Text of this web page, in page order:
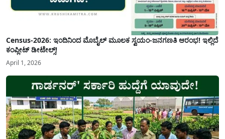
Census-2026: ಇಂದಿನಿಂದ ಮೊಬೈಲ್ ಮೂಲಕ ಸ್ವಯಂ-ಜನಗಣತಿ ಆರಂಭ! ಇಲ್ಲಿದೆ
ಕಂಪ್ಲೀಟ್ ಡೀಟೇಲ್ಸ್!
April 1, 2026